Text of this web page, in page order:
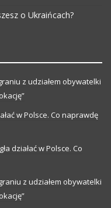
o Ukraińcach?
z udziałem obywatelki
w Polsce. Co naprawdę
działać w Polsce. Co
z udziałem obywatelki